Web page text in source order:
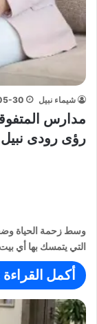
شيماء نبيل 30
مدارس
رؤى رودى
وسط زحمة الحياة
التي يتمسك بها أي
أكمل